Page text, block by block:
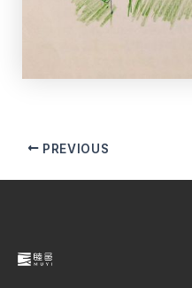
PREVIOUS